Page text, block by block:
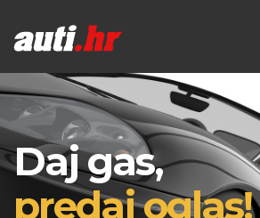
Daj gas,
predaj oglas!